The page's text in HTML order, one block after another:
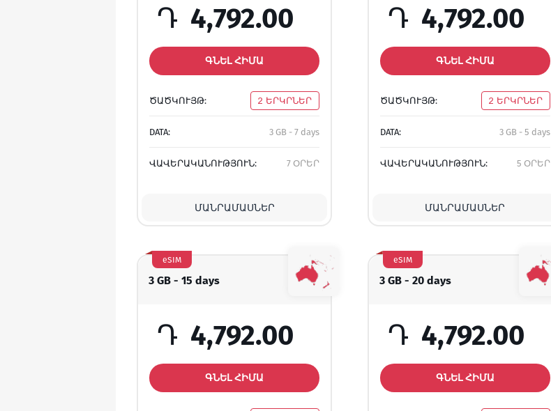
Դ 4,792.00
ԳՆԵԼ ՀԻՄԱ
ԾԱԾԿՈՒՅԹ: 2 ԵՐԿՐՆԵՐ
DATA: 3 GB - 7 days
ՎԱՎԵՐԱԿԱՆՈՒԹՅՈՒՆ: 7 ՕՐԵՐ
ՄԱՆՐԱՄԱՍՆԵՐ
Դ 4,792.00
ԳՆԵԼ ՀԻՄԱ
ԾԱԾԿՈՒՅԹ: 2 ԵՐԿՐՆԵՐ
DATA: 3 GB - 5 days
ՎԱՎԵՐԱԿԱՆՈՒԹՅՈՒՆ: 5 ՕՐԵՐ
ՄԱՆՐԱՄԱՍՆԵՐ
3 GB - 15 days
eSIM
Դ 4,792.00
ԳՆԵԼ ՀԻՄԱ
3 GB - 20 days
eSIM
Դ 4,792.00
ԳՆԵԼ ՀԻՄԱ